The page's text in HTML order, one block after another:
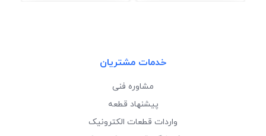
خدمات مشتریان
مشاوره فنی
پیشنهاد قطعه
واردات قطعات الکترونیک